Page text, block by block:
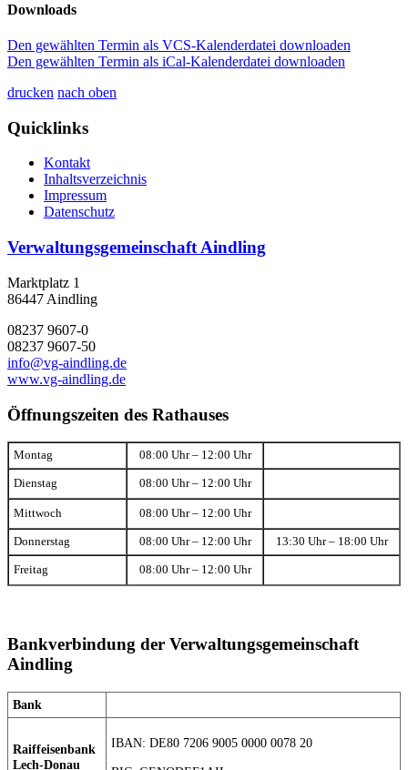
Downloads
Den gewählten Termin als VCS-Kalenderdatei downloaden
Den gewählten Termin als iCal-Kalenderdatei downloaden
drucken nach oben
Quicklinks
Kontakt
Inhaltsverzeichnis
Impressum
Datenschutz
Verwaltungsgemeinschaft Aindling
Marktplatz 1
86447 Aindling
08237 9607-0
08237 9607-50
info@vg-aindling.de
www.vg-aindling.de
Öffnungszeiten des Rathauses
Montag 08:00 Uhr – 12:00 Uhr
Dienstag 08:00 Uhr – 12:00 Uhr
Mittwoch 08:00 Uhr – 12:00 Uhr
Donnerstag 08:00 Uhr – 12:00 Uhr 13:30 Uhr – 18:00 Uhr
Freitag 08:00 Uhr – 12:00 Uhr
Bankverbindung der Verwaltungsgemeinschaft
Aindling
Bank
Raiffeisenbank
Lech-Donau
IBAN: DE80 7206 9005 0000 0078 20